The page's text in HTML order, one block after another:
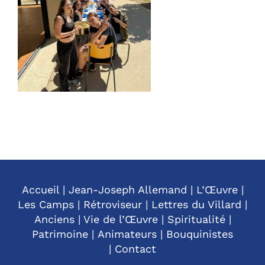
Accueil| Jean-Joseph Allemand | L’Œuvre|
Les Camps | Rétroviseur | Lettres du Villard |
Anciens| Vie de l’Œuvre| Spiritualité|
Patrimoine | Animateurs | Bouquinistes
| Contact